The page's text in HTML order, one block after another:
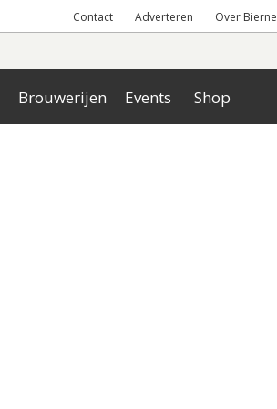
Contact Adverteren Over
Brouwerijen Events Shop